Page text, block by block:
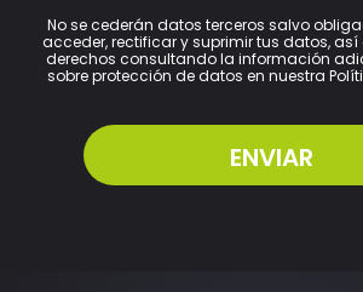
No se cederán datos terceros salvo
acceder, rectificar y suprimir tus datos, así
derechos consultando la información
sobre protección de datos en nuestra